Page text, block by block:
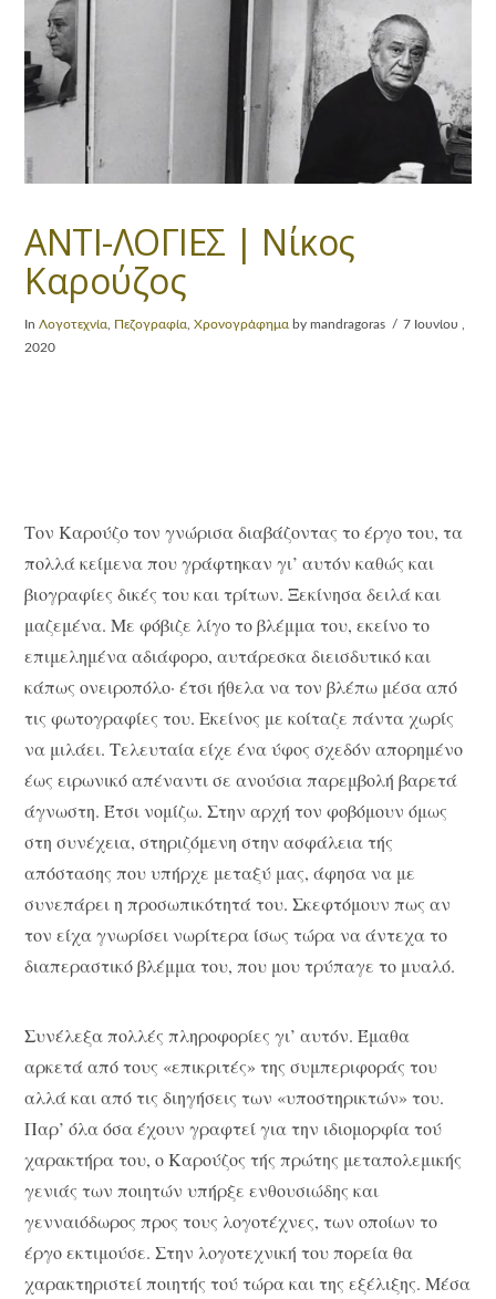
ΑΝΤΙ-ΛΟΓΙΕΣ | Νίκος
Καρούζος
InΛογοτεχνία Πεζογραφία ,Χρονογράφημα by mandragoras
7 Ιουνίου ,
2020
Τον Καρούζο τον γνώρισα διαβάζοντας το έργο του, τα
πολλά κείμενα που γράφτηκαν γι’ αυτόν καθώς και
βιογραφίες δικές του και τρίτων. Ξεκίνησα δειλά και
μαζεμένα. Με φόβιζε λίγο το βλέμμα του, εκείνο το
επιμελημένα αδιάφορο, αυτάρεσκα διεισδυτικό και
κάπως ονειροπόλο· έτσι ήθελα να τον βλέπω μέσα από
τις φωτογραφίες του. Εκείνος με κοίταζε πάντα χωρίς
να μιλάει. Τελευταία είχε ένα ύφος σχεδόν απορημένο
έως ειρωνικό απέναντι σε ανούσια παρεμβολή βαρετά
άγνωστη. Έτσι νομίζω. Στην αρχή τον φοβόμουν όμως
στη συνέχεια, στηριζόμενη στην ασφάλεια τής
απόστασης που υπήρχε μεταξύ μας, άφησα να με
συνεπάρει η προσωπικότητά του. Σκεφτόμουν πως αν
τον είχα γνωρίσει νωρίτερα ίσως τώρα να άντεχα το
διαπεραστικό βλέμμα του, που μου τρύπαγε το μυαλό.
Συνέλεξα πολλές πληροφορίες γι’ αυτόν. Έμαθα
αρκετά από τους «επικριτές» της συμπεριφοράς του
αλλά και από τις διηγήσεις των «υποστηρικτών» του.
Παρ’ όλα όσα έχουν γραφτεί για την ιδιομορφία τού
χαρακτήρα του, ο Καρούζος τής πρώτης μεταπολεμικής
γενιάς των ποιητών υπήρξε ενθουσιώδης και
γενναιόδωρος προς τους λογοτέχνες, των οποίων το
έργο εκτιμούσε. Στην λογοτεχνική του πορεία θα
χαρακτηριστεί ποιητής τού τώρα και της εξέλιξης. Μέσα